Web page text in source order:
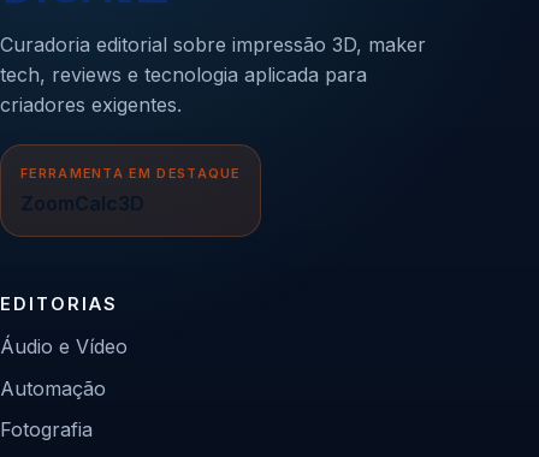
Curadoria editorial sobre impressão 3D, maker
tech, reviews e tecnologia aplicada para
criadores exigentes.
FERRAMENTA EM DESTAQUE
ZoomCalc3D
EDITORIAS
Áudio e Vídeo
Automação
Fotografia